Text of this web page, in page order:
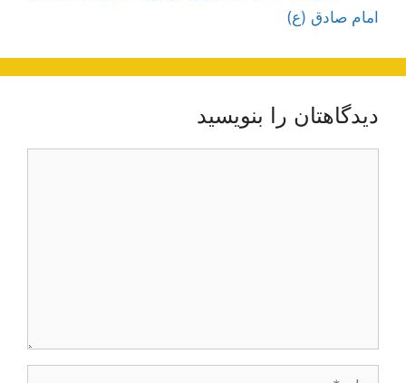
امام صادق (ع)
دیدگاهتان را بنویسید